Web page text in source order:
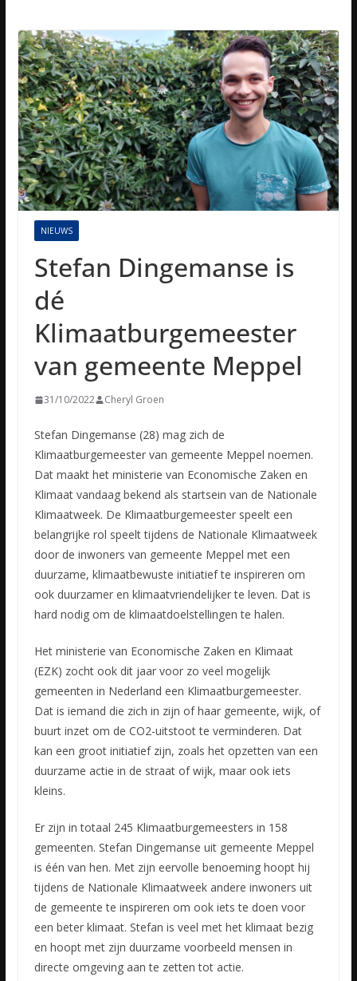
NIEUWS
Stefan Dingemanse is
dé
Klimaatburgemeester
van gemeente Meppel
31/10/2022 Cheryl Groen
Stefan Dingemanse (28) mag zich de
Klimaatburgemeester van gemeente Meppel noemen.
Dat maakt het ministerie van Economische Zaken en
Klimaat vandaag bekend als startsein van de Nationale
Klimaatweek. De Klimaatburgemeester speelt een
belangrijke rol speelt tijdens de Nationale Klimaatweek
door de inwoners van gemeente Meppel met een
duurzame, klimaatbewuste initiatief te inspireren om
ook duurzamer en klimaatvriendelijker te leven. Dat is
hard nodig om de klimaatdoelstellingen te halen.
Het ministerie van Economische Zaken en Klimaat
(EZK) zocht ook dit jaar voor zo veel mogelijk
gemeenten in Nederland een Klimaatburgemeester.
Dat is iemand die zich in zijn of haar gemeente, wijk, of
buurt inzet om de CO2-uitstoot te verminderen. Dat
kan een groot initiatief zijn, zoals het opzetten van een
duurzame actie in de straat of wijk, maar ook iets
kleins.
Er zijn in totaal 245 Klimaatburgemeesters in 158
gemeenten. Stefan Dingemanse uit gemeente Meppel
is één van hen. Met zijn eervolle benoeming hoopt hij
tijdens de Nationale Klimaatweek andere inwoners uit
de gemeente te inspireren om ook iets te doen voor
een beter klimaat. Stefan is veel met het klimaat bezig
en hoopt met zijn duurzame voorbeeld mensen in
directe omgeving aan te zetten tot actie.